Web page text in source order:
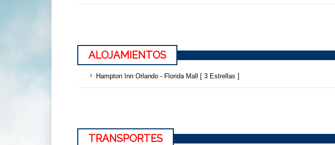
ALOJAMIENTOS
Hampton Inn Orlando - Florida Mall [ 3 Estrellas ]
TRANSPORTES